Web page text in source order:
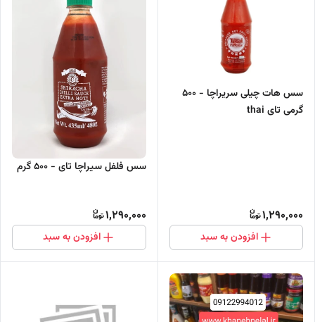
سس هات چیلی سریراچا - ۵۰۰
گرمی تای thai
1,290,000
افزودن به سبد
سس فلفل سیراچا تای - 500 گرم
1,290,000
افزودن به سبد